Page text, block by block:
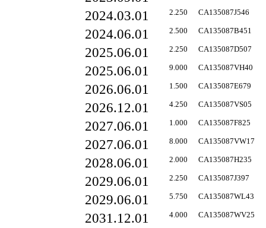
2024.03.01 2.250 CA135087J546
2024.06.01 2.500 CA135087B451
2025.06.01 2.250 CA135087D507
2025.06.01 9.000 CA135087VH40
2026.06.01 1.500 CA135087E679
2026.12.01 4.250 CA135087VS05
2027.06.01 1.000 CA135087F825
2027.06.01 8.000 CA135087VW17
2028.06.01 2.000 CA135087H235
2029.06.01 2.250 CA135087J397
2029.06.01 5.750 CA135087WL43
2031.12.01 4.000 CA135087WV25